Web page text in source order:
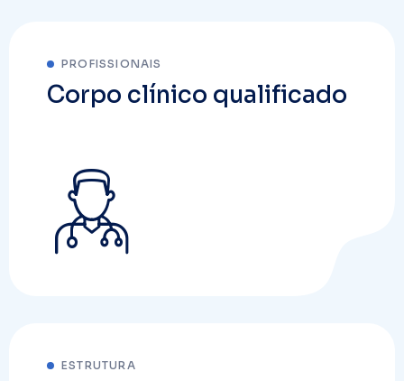
PROFISSIONAIS
Corpo clínico qualificado
ESTRUTURA